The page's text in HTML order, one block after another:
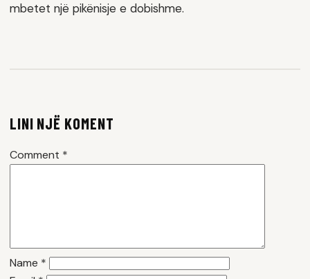
mbetet një pikënisje e dobishme.
LINI NJË KOMENT
Comment *
Name *